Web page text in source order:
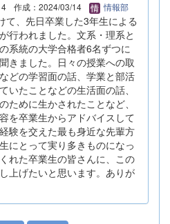
作成：2024/03/14 情報部
て、先日卒業した3年生による
行われました。文系・理系と
系統の大学合格者6名ずつに
きました。日々の授業への取
どの学習面の話、学業と部活
いたことなどの生活面の話、
ために生かされたことなど、
を卒業生からアドバイスして
験を交えた最も身近な先輩方
にとって実り多きものになっ
れた卒業生の皆さんに、この
上げたいと思います。ありが